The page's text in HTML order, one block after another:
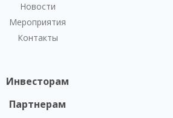
Новости
Мероприятия
Контакты
Инвесторам
Партнерам